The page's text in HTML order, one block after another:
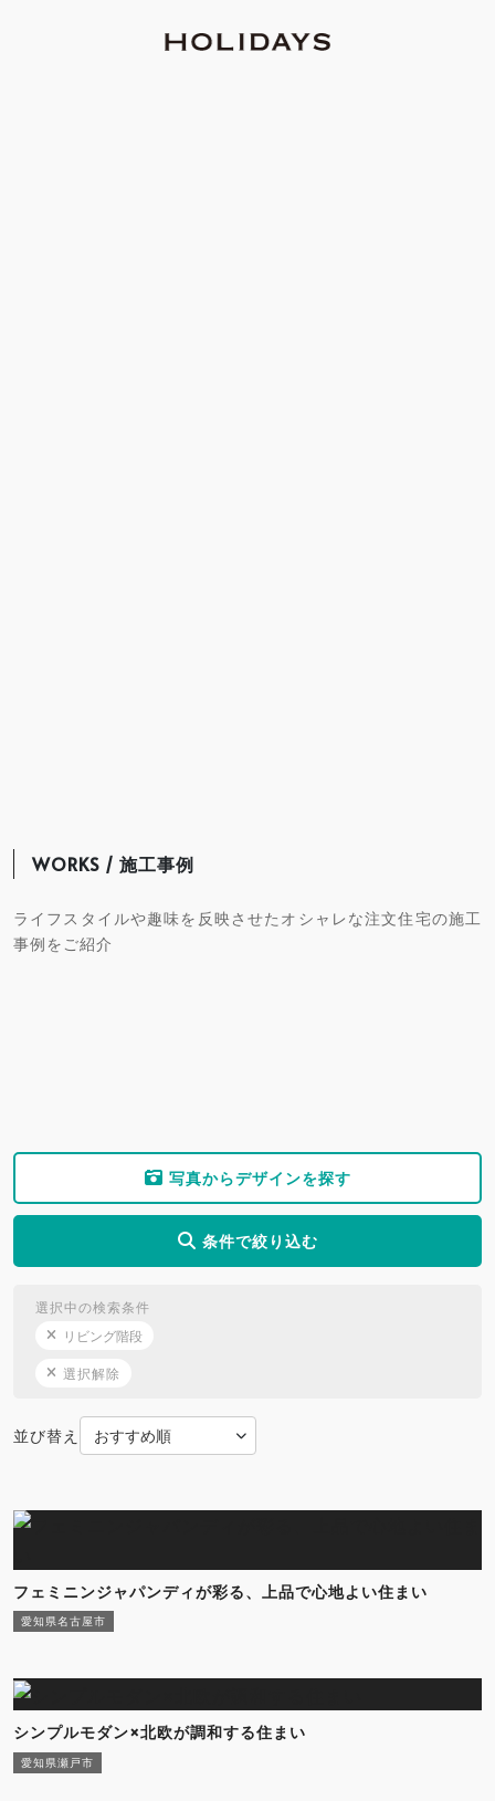
WORKS / 施工事例
ライフスタイルや趣味を反映させたオシャレな注文住宅の施工
事例をご紹介
写真からデザインを探す
条件で絞り込む
選択中の検索条件
リビング階段
選択解除
並び替え
フェミニンジャパンディが彩る、上品で心地よい住まい
愛知県名古屋市
シンプルモダン×北欧が調和する住まい
愛知県瀬戸市